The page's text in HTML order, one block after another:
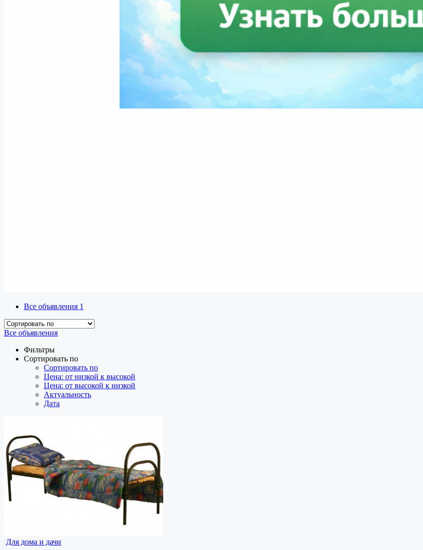
Все объявления 1
Все объявления
Фильтры
Сортировать по
Сортировать по
Цена: от низкой к высокой
Цена: от высокой к низкой
Актуальность
Дата
Для дома и дачи